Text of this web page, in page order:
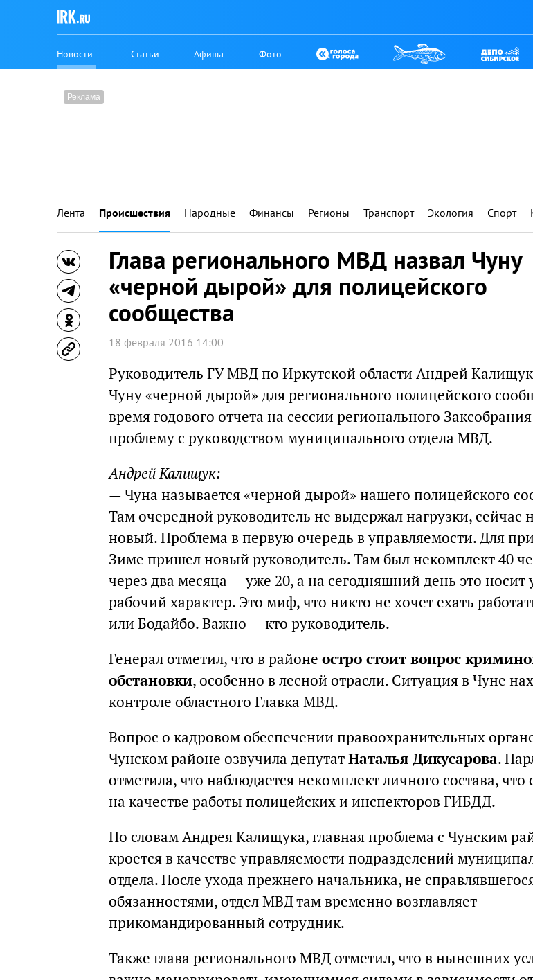
Новости Статьи Афиша Фото
Лента Происшествия Народные Финансы Регионы Транспорт Экология Спорт
Глава регионального МВД назвал Чуну
«черной дырой» для полицейского
сообщества
18 февраля 2016 14:00
Руководитель ГУ МВД по Иркутской области Андрей
Чуну «черной дырой» для регионального полицейского
время годового отчета на сессии регионального
проблему с руководством муниципального отдела МВД.
Андрей Калищук:
— Чуна называется «черной дырой» нашего полицейского
Там очередной руководитель не выдержал нагрузки, сейчас
новый. Проблема в первую очередь в управляемости. Для
Зиме пришел новый руководитель. Там был некомплект 40
через два месяца — уже 20, а на сегодняшний день это носит
рабочий характер. Это миф, что никто не хочет ехать
или Бодайбо. Важно — кто руководитель.
Генерал отметил, что в районе остро стоит вопрос
обстановки, особенно в лесной отрасли. Ситуация в Чуне
контроле областного Главка МВД.
Вопрос о кадровом обеспечении правоохранительных
Чунском районе озвучила депутатНаталья Дикусарова.
отметила, что наблюдается некомплект личного состава, что
на качестве работы полицейских и инспекторов ГИБДД.
По словам Андрея Калищука, главная проблема с Чунским
кроется в качестве управляемости подразделений
отдела. После ухода прежнего начальника, не
обязанностями, отдел МВД там временно возглавляет
прикомандированный сотрудник.
Также глава регионального МВД отметил, что в нынешних